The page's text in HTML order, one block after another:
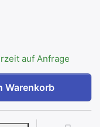
auf Anfrage
530 x 540 mm zu
Warenkorb